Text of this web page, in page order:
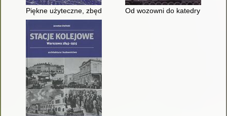
Piękne użyteczne, zbędne... : obiekty kolejowe w Polsce
Od wozowni do katedry : hala